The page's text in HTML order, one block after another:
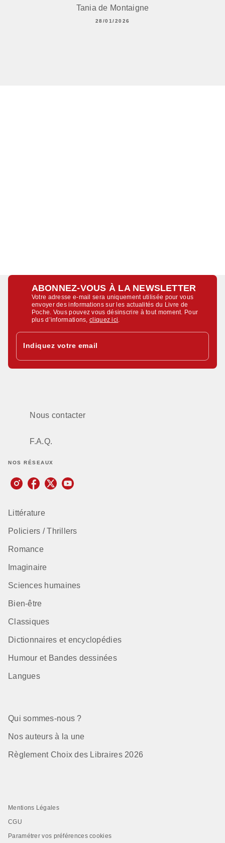
Tania de Montaigne
28/01/2026
ABONNEZ-VOUS À LA NEWSLETTER
Votre adresse e-mail sera uniquement utilisée pour vous
envoyer des informations sur les actualités du Livre de
Poche. Vous pouvez vous désinscrire à tout moment. Pour
plus d’informations,cliquez ici
Indiquez votre email
Nous contacter
F.A.Q.
NOS RÉSEAUX
Littérature
Policiers / Thrillers
Romance
Imaginaire
Sciences humaines
Bien-être
Classiques
Dictionnaires et encyclopédies
Humour et Bandes dessinées
Langues
Qui sommes-nous ?
Nos auteurs à la une
Règlement Choix des Libraires 2026
Mentions Légales
CGU
Paramétrer vos préférences cookies